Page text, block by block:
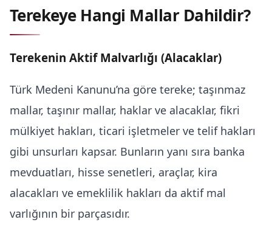
Terekeye Hangi Mallar Dahildir?
Terekenin Aktif Malvarlığı (Alacaklar)
Türk Medeni Kanunu’na göre tereke; taşınmaz
mallar, taşınır mallar, haklar ve alacaklar, fikri
mülkiyet hakları, ticari işletmeler ve telif hakları
gibi unsurları kapsar. Bunların yanı sıra banka
mevduatları, hisse senetleri, araçlar, kira
alacakları ve emeklilik hakları da aktif mal
varlığının bir parçasıdır.